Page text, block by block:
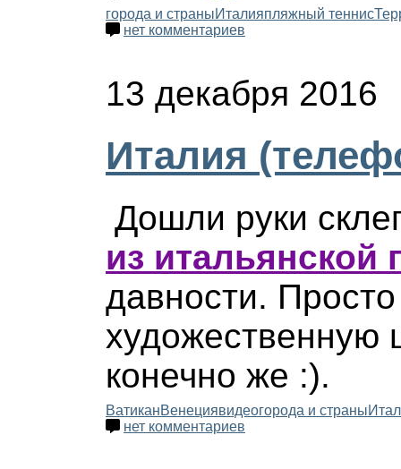
города и страныИталияпляжный теннис
нет комментариев
13 декабря 2016
Италия
Дошли руки
из итальянской
давности.
художественную
конечно же :).
ВатиканВенециявидеогорода и страны
нет комментариев